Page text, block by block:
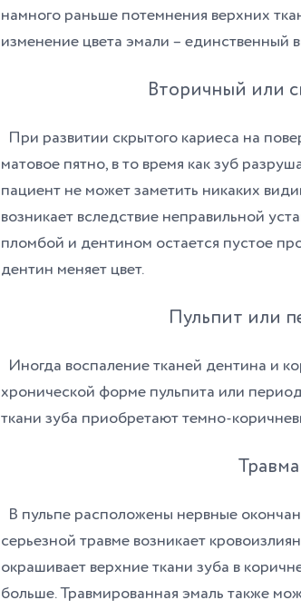
намного раньше потемнения верхних
изменение цвета эмали – единственный
Вторичный или
При развитии скрытого кариеса на
матовое пятно, в то время как зуб
пациент не может заметить никаких
возникает вследствие неправильной
пломбой и дентином остается пустое
дентин меняет цвет.
Пульпит или
Иногда воспаление тканей дентина и
хронической форме пульпита или
ткани зуба приобретают темно-
В пульпе расположены нервные
серьезной травме возникает
окрашивает верхние ткани зуба в
больше. Травмированная эмаль также